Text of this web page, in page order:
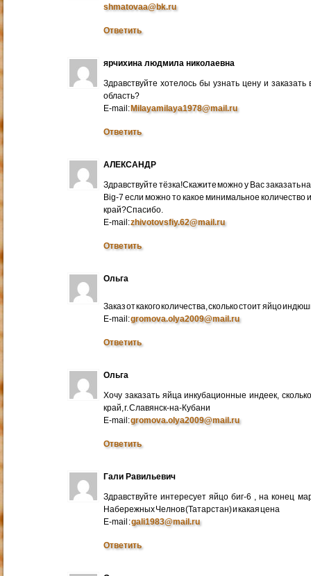
shmatovaa@bk.ru
Ответить
ярчихина людмила николаевна
Здравствуйте хотелось бы узнать цену и
область?
E-mail:Milayamilaya1978@mail.ru
Ответить
АЛЕКСАНДР
Здравствуйте тёзка!Скажите можно у Вас заказать
Big-7 если можно то какое минимальное количество
край?Спасибо.
E-mail:zhivotovsfiy.62@mail.ru
Ответить
Ольга
Заказ от какого количества, сколько стоит яйцо
E-mail:gromova.olya2009@mail.ru
Ответить
Ольга
Хочу заказать яйца инкубационные индеек,
край, г. Славянск-на-Кубани
E-mail:gromova.olya2009@mail.ru
Ответить
Гали Равильевич
Здравствуйте интересует яйцо биг-6 , на конец
Набережных Челнов (Татарстан) и какая цена
E-mail :gali1983@mail.ru
Ответить